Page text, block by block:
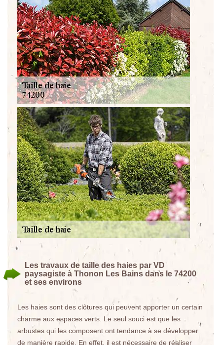
Les travaux de taille des haies par VD
paysagiste à Thonon Les Bains dans le 74200
et ses environs
Les haies sont des clôtures qui peuvent apporter un certain
charme aux espaces verts. Le seul souci est que les
arbustes qui les composent ont tendance à se développer
de manière rapide. En effet, il est nécessaire de réaliser